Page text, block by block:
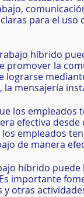
para el
híbrido
promover la
lograrse
mensajería
los empleados
efectiva
empleados
de manera
híbrido
importante
otras